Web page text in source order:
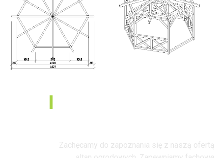
Zachęcamy do zapoznania się z naszą ofertą